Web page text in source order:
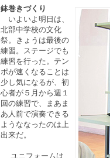
鉢巻きづくり
いよいよ明日は、
北部中学校の文化
祭。きょうは最後の
練習。ステージでも
練習を行った。テン
ポが速くなることは
少し気になるが、初
心者が５月から週１
回の練習で、まあま
あ人前で演奏できる
ようななったのは上
出来だ。
ユニフォームは、